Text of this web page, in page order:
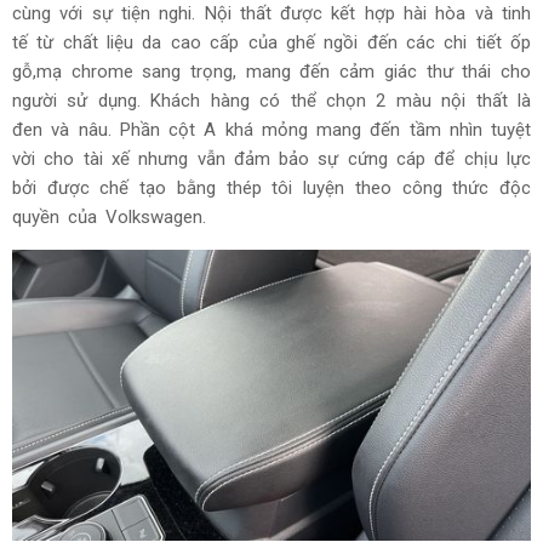
cùng với sự tiện nghi. Nội thất được kết hợp hài hòa và tinh
tế từ chất liệu da cao cấp của ghế ngồi đến các chi tiết ốp
gỗ,mạ chrome sang trọng, mang đến cảm giác thư thái cho
người sử dụng. Khách hàng có thể chọn 2 màu nội thất là
đen và nâu. Phần cột A khá mỏng mang đến tầm nhìn tuyệt
vời cho tài xế nhưng vẫn đảm bảo sự cứng cáp để chịu lực
bởi được chế tạo bằng thép tôi luyện theo công thức độc
quyền của Volkswagen.